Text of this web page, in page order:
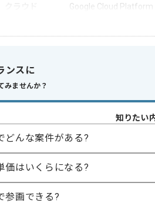
Google Cloud
求めるスキル
・Webアプリケーション開発の実務経
・Dockerを用いた実務経験
・クラウド環境を用いた実務経験
・技術的判断、設計意図のドキュメント
・生成AI、LLM等の技術を開発で実装
歓迎スキル
・フルリモート環境での開発、運用経験
ンスに
みませんか？
知りたい
どんな案件がある?
価はいくらになる?
参画できる?